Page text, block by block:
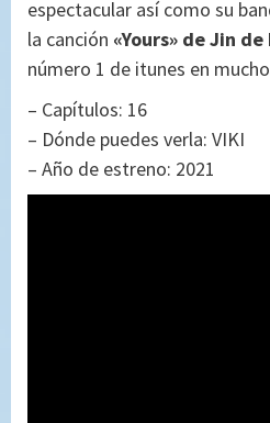
espectacular así como su
la canción «Yours» de Jin de
número 1 de itunes en
– Capítulos: 16
– Dónde puedes verla: VIKI
– Año de estreno: 2021